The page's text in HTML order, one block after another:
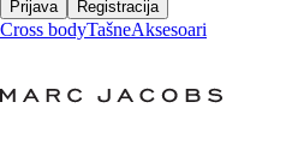
Prijava Registracija
Cross bodyTašneAksesoari